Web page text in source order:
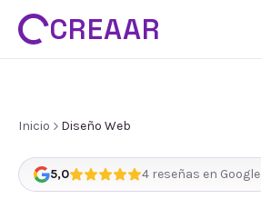
CREAAR
Inicio Diseño Web
5,0 4 reseñas en Google